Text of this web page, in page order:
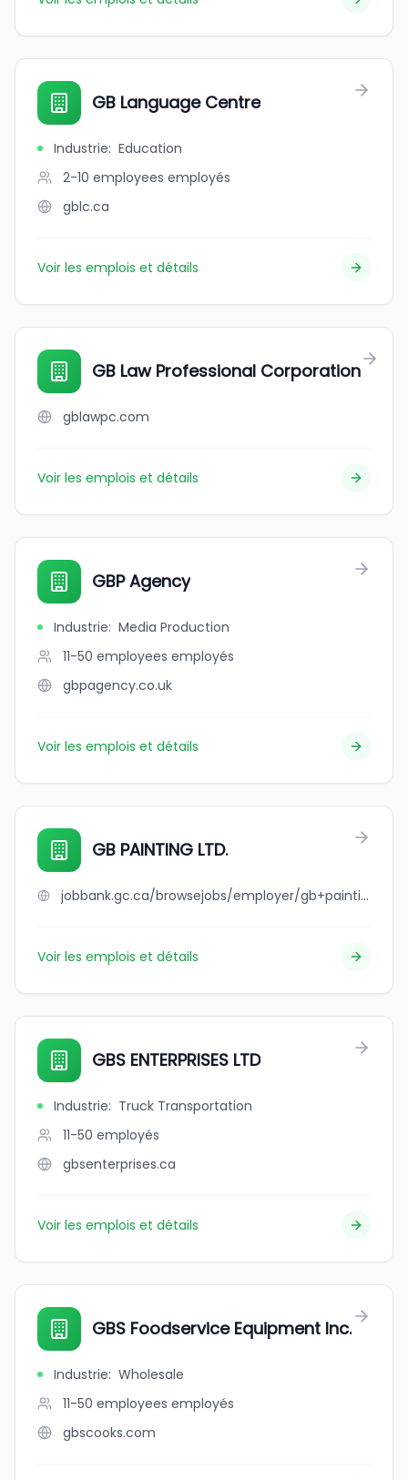
GB Language Centre
Industrie: Education
2-10 employees employés
gblc.ca
Voir les emplois et détails
GB Law Professional Corporation
gblawpc.com
Voir les emplois et détails
GBP Agency
Industrie: Media Production
11-50 employees employés
gbpagency.co.uk
Voir les emplois et détails
GB PAINTING LTD.
jobbank.gc.ca/browsejobs/employer/gb+painting+ltd./ca
Voir les emplois et détails
GBS ENTERPRISES LTD
Industrie: Truck Transportation
11-50 employés
gbsenterprises.ca
Voir les emplois et détails
GBS Foodservice Equipment Inc.
Industrie: Wholesale
11-50 employees employés
gbscooks.com